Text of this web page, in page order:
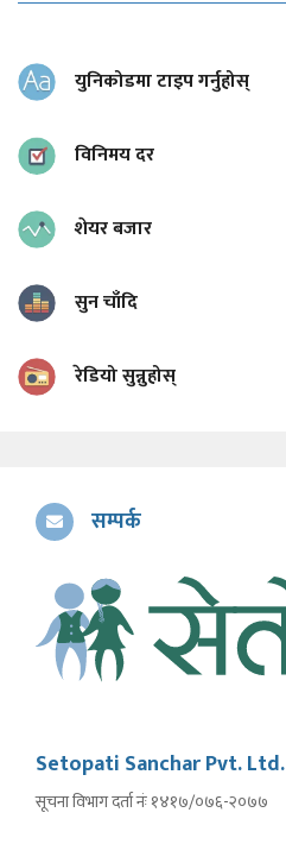
युनिकोडमा टाइप गर्नुहोस्
विनिमय दर
शेयर बजार
सुन चाँदि
रेडियो सुन्नुहोस्
सम्पर्क
Setopati Sanchar Pvt. Ltd.
सूचना विभाग दर्ता नंः १४१७/०७६-२०७७